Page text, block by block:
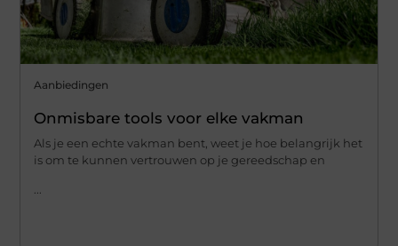
Aanbiedingen
Onmisbare tools voor elke vakman
Als je een echte vakman bent, weet je hoe belangrijk het
is om te kunnen vertrouwen op je gereedschap en
...